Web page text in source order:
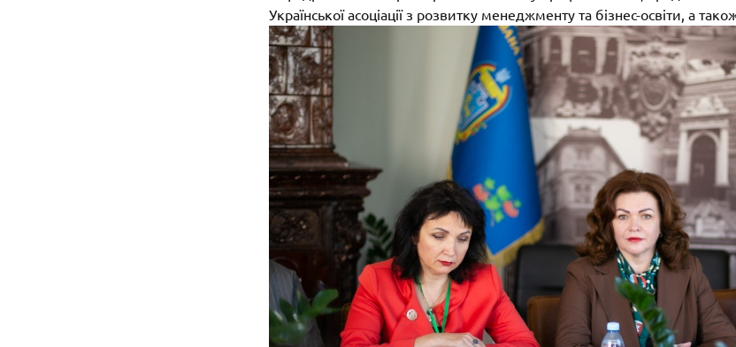
Української асоціації з розвитку менеджменту та бізнес-освіти, а